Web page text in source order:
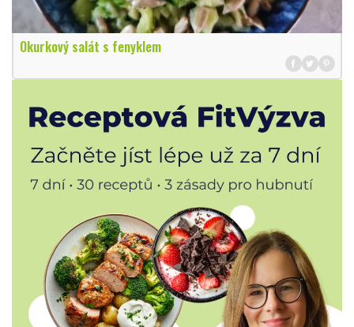
Okurkový salát s fenyklem